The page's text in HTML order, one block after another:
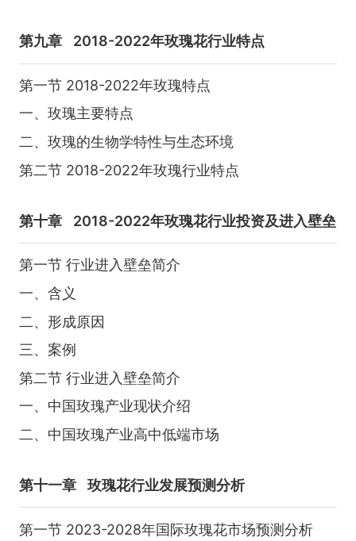
第九章 2018-2022年玫瑰花行业特点
第一节 2018-2022年玫瑰特点
一、玫瑰主要特点
二、玫瑰的生物学特性与生态环境
第二节 2018-2022年玫瑰行业特点
第十章 2018-2022年玫瑰花行业投资及进入壁垒
第一节 行业进入壁垒简介
一、含义
二、形成原因
三、案例
第二节 行业进入壁垒简介
一、中国玫瑰产业现状介绍
二、中国玫瑰产业高中低端市场
第十一章 玫瑰花行业发展预测分析
第一节 2023-2028年国际玫瑰花市场预测分析